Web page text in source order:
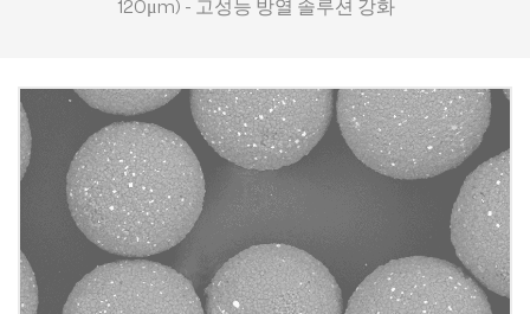
120μm) - 고성능 방열 솔루션 강화